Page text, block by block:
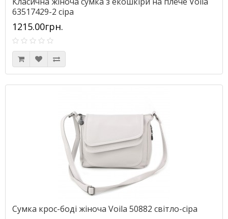
63517429-2 сіра
1215.00грн.
Сумка крос-боді жіноча Voila 50882 світло-сіра